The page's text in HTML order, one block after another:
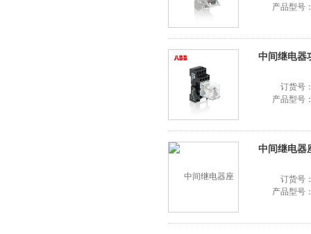
产品型号
中间继电器
订货号
产品型号
中间继电器
订货号
产品型号